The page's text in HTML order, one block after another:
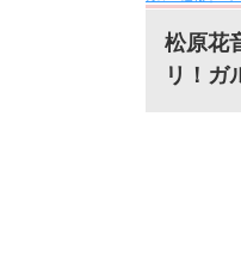
松原花
リ！ガ